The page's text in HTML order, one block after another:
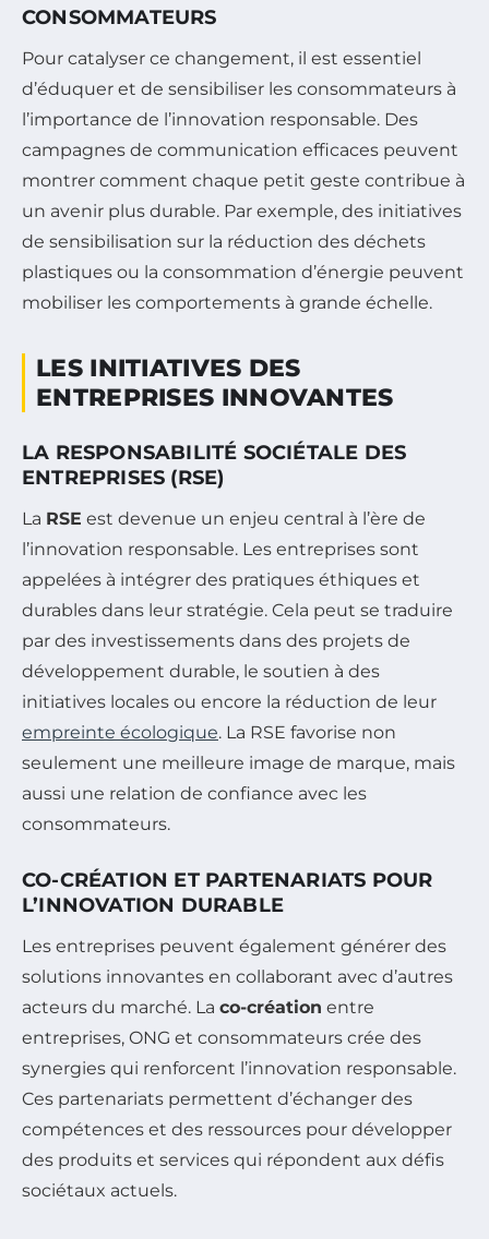
CONSOMMATEURS
Pour catalyser ce changement, il est essentiel
d’éduquer et de sensibiliser les consommateurs à
l’importance de l’innovation responsable. Des
campagnes de communication efficaces peuvent
montrer comment chaque petit geste contribue à
un avenir plus durable. Par exemple, des initiatives
de sensibilisation sur la réduction des déchets
plastiques ou la consommation d’énergie peuvent
mobiliser les comportements à grande échelle.
LES INITIATIVES DES
ENTREPRISES INNOVANTES
LA RESPONSABILITÉ SOCIÉTALE DES
ENTREPRISES (RSE)
La RSE est devenue un enjeu central à l’ère de
l’innovation responsable. Les entreprises sont
appelées à intégrer des pratiques éthiques et
durables dans leur stratégie. Cela peut se traduire
par des investissements dans des projets de
développement durable, le soutien à des
initiatives locales ou encore la réduction de leur
empreinte écologique. La RSE favorise non
seulement une meilleure image de marque, mais
aussi une relation de confiance avec les
consommateurs.
CO-CRÉATION ET PARTENARIATS POUR
L’INNOVATION DURABLE
Les entreprises peuvent également générer des
solutions innovantes en collaborant avec d’autres
acteurs du marché. La co-création entre
entreprises, ONG et consommateurs crée des
synergies qui renforcent l’innovation responsable.
Ces partenariats permettent d’échanger des
compétences et des ressources pour développer
des produits et services qui répondent aux défis
sociétaux actuels.